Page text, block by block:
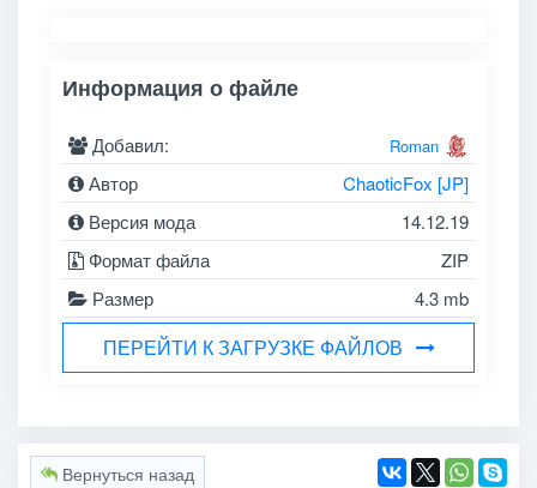
Информация о файле
Добавил: Roman
Автор
ChaoticFox [JP]
Версия мода
14.12.19
Формат файла
ZIP
Размер
4.3 mb
ПЕРЕЙТИ К ЗАГРУЗКЕ ФАЙЛОВ
Вернуться назад